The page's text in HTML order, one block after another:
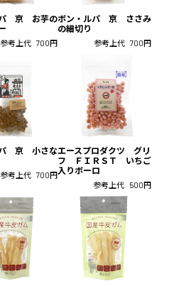
パ 京 お芋の
参考上代 700円
ボン・ルパ 京 ささみ
の細切り
参考上代 700円
パ 京 小さな
参考上代 700円
エースプロダクツ グリ
フ ＦＩＲＳＴ いちご
入りボーロ
参考上代 500円